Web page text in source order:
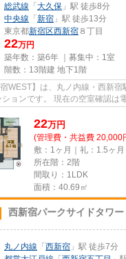
総武線 「 大久保 」駅 徒歩8分
中央線 「 新宿 」駅 徒歩13分
東京都新宿区西新宿 ８丁目
22万円
築年数：築6年 ｜募集中： 1室
階数：13階建 地下1階
宿WEST】は、丸ノ内線・西新
は電話またはメールにてお問い
22万円
(管理費・共益費 20,000
敷：1ヶ月｜礼：1.5ヶ月
所在階：2階
間取り：1LDK
面積：40.69㎡
西新宿パークサイドタワー
丸ノ内線 「 西新宿 」駅 徒歩7分